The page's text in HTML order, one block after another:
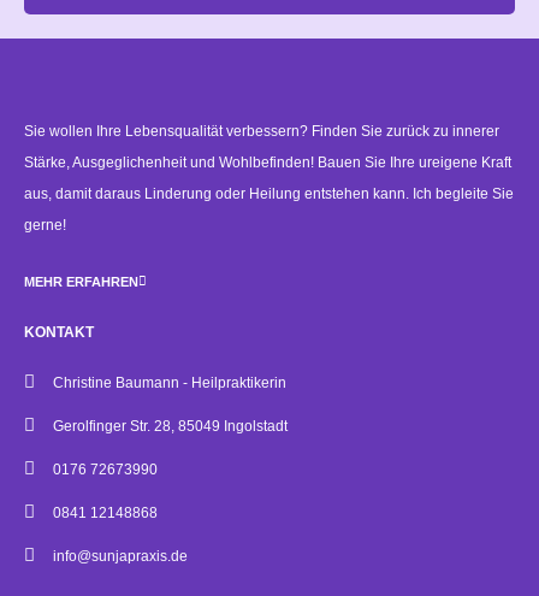
Sie wollen Ihre Lebensqualität verbessern? Finden Sie zurück zu innerer
Stärke, Ausgeglichenheit und Wohlbefinden! Bauen Sie Ihre ureigene Kraft
aus, damit daraus Linderung oder Heilung entstehen kann. Ich begleite Sie
gerne!
MEHR ERFAHREN
KONTAKT
Christine Baumann - Heilpraktikerin
Gerolfinger Str. 28, 85049 Ingolstadt
0176 72673990
0841 12148868
info@sunjapraxis.de